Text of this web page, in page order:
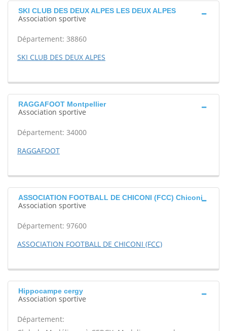
SKI CLUB DES DEUX ALPES LES DEUX ALPES
Association sportive
Département: 38860
SKI CLUB DES DEUX ALPES
RAGGAFOOT Montpellier
Association sportive
Département: 34000
RAGGAFOOT
ASSOCIATION FOOTBALL DE CHICONI (FCC) Chiconi
Association sportive
Département: 97600
ASSOCIATION FOOTBALL DE CHICONI (FCC)
Hippocampe cergy
Association sportive
Département: